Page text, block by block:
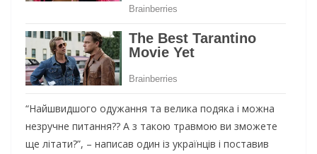
“Найшвидшого одужання та велика подяка і можна
незручне питання?? А з такою травмою ви зможете
ще літати?”, – написав один із українців і поставив